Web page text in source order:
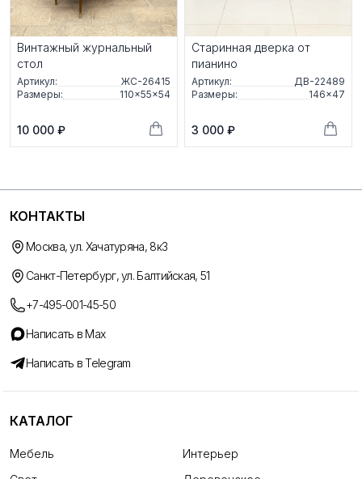
Винтажный журнальный
стол
Артикул:
ЖС-26415
Размеры:
110×55×54
10 000 ₽
Старинная дверка от
пианино
Артикул:
ДВ-22489
Размеры:
146×47
3 000 ₽
КОНТАКТЫ
Москва, ул. Хачатуряна, 8к3
Санкт-Петербург, ул. Балтийская, 51
+7-495-001-45-50
Написать в Max
Написать в Telegram
КАТАЛОГ
Мебель
Интерьер